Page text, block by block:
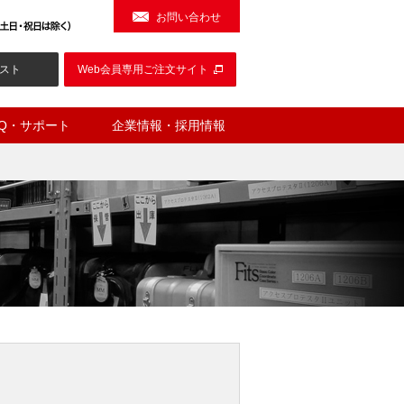
お問い合わせ
ト Web会員専用ご注文サイト
・サポート 企業情報・採用情報